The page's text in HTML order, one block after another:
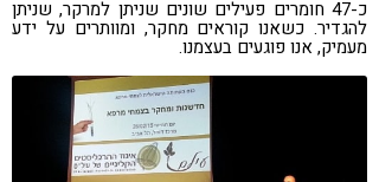
כ-47 חומרים פעילים שונים שניתן למרקר, שניתן
להגדיר. כשאנו קוראים מחקר, ומוותרים על ידע
מעמיק, אנו פוגעים בעצמנו.